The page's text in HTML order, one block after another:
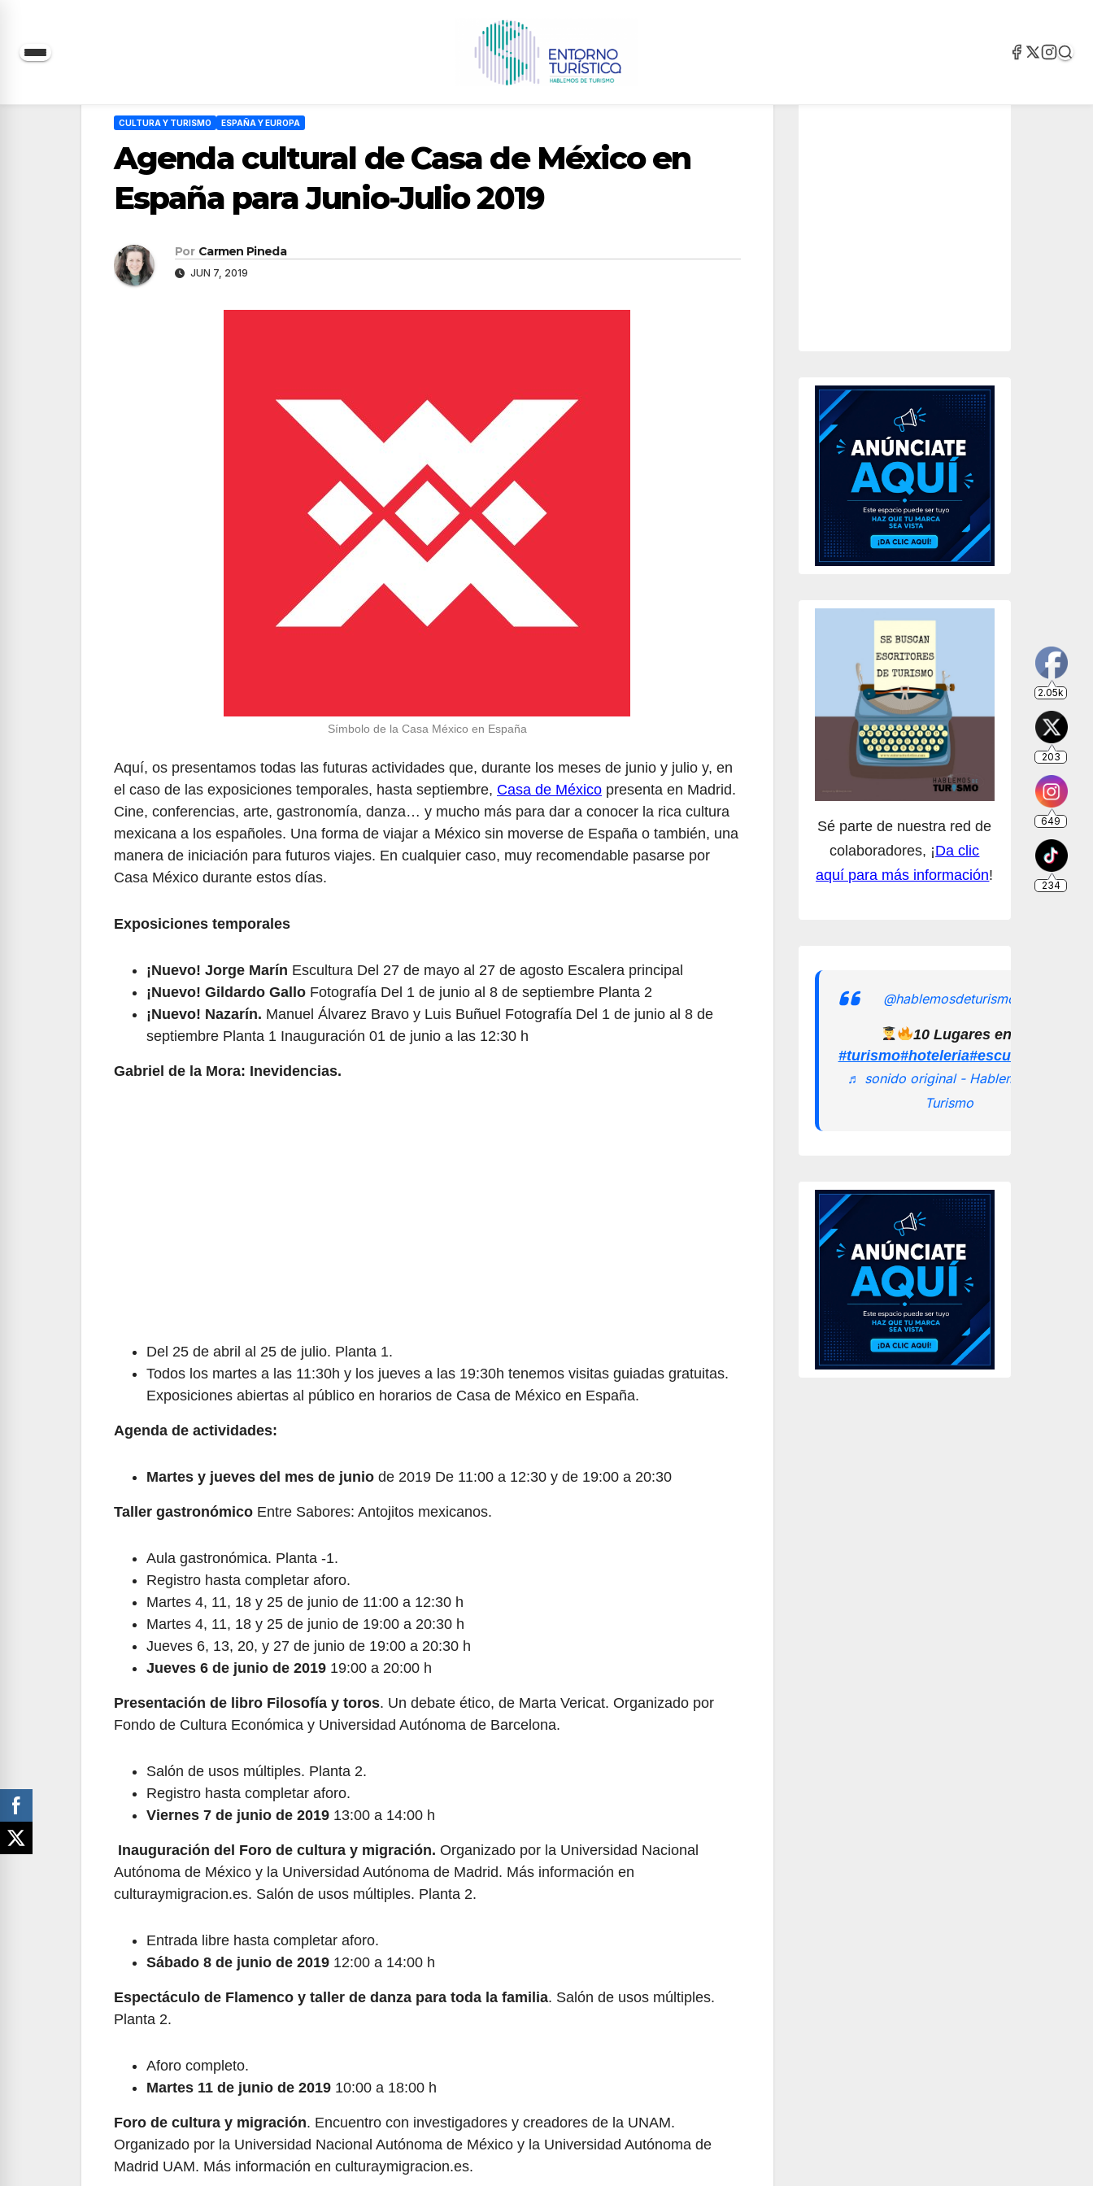
Saltar
CULTURA Y TURISMO ESPAÑA Y EUROPA
Agenda cultural de Casa de México en
España para Junio-Julio 2019
Por Carmen Pineda
JUN 7, 2019
Símbolo de la Casa México en España
Aquí, os presentamos todas las futuras actividades que, durante los meses de junio y julio y, en
el caso de las exposiciones temporales, hasta septiembre, Casa de México presenta en Madrid.
Cine, conferencias, arte, gastronomía, danza… y mucho más para dar a conocer la rica cultura
mexicana a los españoles. Una forma de viajar a México sin moverse de España o también, una
manera de iniciación para futuros viajes. En cualquier caso, muy recomendable pasarse por
Casa México durante estos días.
Exposiciones temporales
¡Nuevo! Jorge Marín Escultura Del 27 de mayo al 27 de agosto Escalera principal
¡Nuevo! Gildardo Gallo Fotografía Del 1 de junio al 8 de septiembre Planta 2
¡Nuevo! Nazarín. Manuel Álvarez Bravo y Luis Buñuel Fotografía Del 1 de junio al 8 de
septiembre Planta 1 Inauguración 01 de junio a las 12:30 h
Gabriel de la Mora: Inevidencias.
Del 25 de abril al 25 de julio. Planta 1.
Todos los martes a las 11:30h y los jueves a las 19:30h tenemos visitas guiadas gratuitas.
Exposiciones abiertas al público en horarios de Casa de México en España.
Agenda de actividades:
Martes y jueves del mes de junio de 2019 De 11:00 a 12:30 y de 19:00 a 20:30
Taller gastronómico Entre Sabores: Antojitos mexicanos.
Aula gastronómica. Planta -1.
Registro hasta completar aforo.
Martes 4, 11, 18 y 25 de junio de 11:00 a 12:30 h
Martes 4, 11, 18 y 25 de junio de 19:00 a 20:30 h
Jueves 6, 13, 20, y 27 de junio de 19:00 a 20:30 h
Jueves 6 de junio de 2019 19:00 a 20:00 h
Presentación de libro Filosofía y toros. Un debate ético, de Marta Vericat. Organizado por
Fondo de Cultura Económica y Universidad Autónoma de Barcelona.
Salón de usos múltiples. Planta 2.
Registro hasta completar aforo.
Viernes 7 de junio de 2019 13:00 a 14:00 h
Inauguración del Foro de cultura y migración. Organizado por la Universidad Nacional
Autónoma de México y la Universidad Autónoma de Madrid. Más información en
culturaymigracion.es. Salón de usos múltiples. Planta 2.
Entrada libre hasta completar aforo.
Sábado 8 de junio de 2019 12:00 a 14:00 h
Espectáculo de Flamenco y taller de danza para toda la familia. Salón de usos múltiples.
Planta 2.
Aforo completo.
Martes 11 de junio de 2019 10:00 a 18:00 h
Foro de cultura y migración. Encuentro con investigadores y creadores de la UNAM.
Organizado por la Universidad Nacional Autónoma de México y la Universidad Autónoma de
Madrid UAM. Más información en culturaymigracion.es.
Sé parte de nuestra red de
colaboradores, ¡Da clic
aquí para más información!
@hablemosdeturismomx
10 Lugares en los que
#turismo#hoteleria
♬ sonido original - Hablemos de
Turismo
234